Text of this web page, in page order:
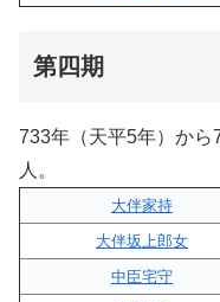
第四期
733年（天平5年）か
人。
大伴家持
大伴坂上郎女
中臣宅守